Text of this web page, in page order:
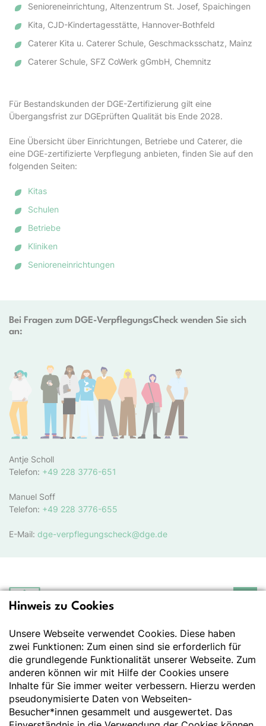
Senioreneinrichtung, Altenzentrum St. Josef, Spaichingen
Kita, CJD-Kindertagesstätte, Hannover-Bothfeld
Caterer Kita u. Caterer Schule, Geschmacksschatz, Mainz
Caterer Schule, SFZ CoWerk gGmbH, Chemnitz
Für Bestandskunden der DGE-Zertifizierung gilt eine
Übergangsfrist zur DGEprüften Qualität bis Ende 2028.
Eine Übersicht über Einrichtungen, Betriebe und Caterer, die
eine DGE-zertifizierte Verpflegung anbieten, finden Sie auf den
folgenden Seiten:
Kitas
Schulen
Betriebe
Kliniken
Senioreneinrichtungen
Bei Fragen zum DGE-VerpflegungsCheck wenden Sie sich
an:
Antje Scholl
Telefon: +49 228 3776-651
Manuel Soff
Telefon: +49 228 3776-655
E-Mail: dge-verpflegungscheck@dge.de
Deutsche Gesellschaft
Der Wissenschaft verpflichtet - Ihre Partnerin für
Essen und Trinken
Deutsche Gesellschaft für Ernährung e. V.
Godesberger Allee 136
53175 Bonn
Hinweis zu Cookies
Unsere Webseite verwendet Cookies. Diese haben
zwei Funktionen: Zum einen sind sie erforderlich für
die grundlegende Funktionalität unserer Webseite. Zum
anderen können wir mit Hilfe der Cookies unsere
Inhalte für Sie immer weiter verbessern. Hierzu werden
pseudonymisierte Daten von Webseiten-
Besucher*innen gesammelt und ausgewertet. Das